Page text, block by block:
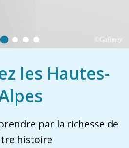
©Galimey
les Hautes-
par la richesse de
histoire